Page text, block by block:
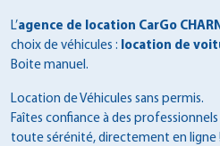
L’agence de location CarGo
choix de véhicules : location de
Boite manuel.
Location de Véhicules sans permis.
Faîtes confiance à des
toute sérénité, directement en ligne !